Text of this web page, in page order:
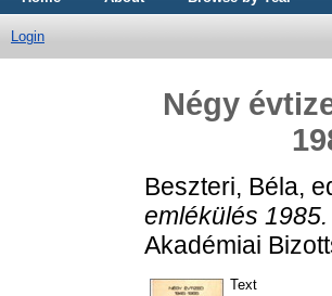
Login
Négy
Beszteri, Béla,
emlékülés
Akadémiai
Text